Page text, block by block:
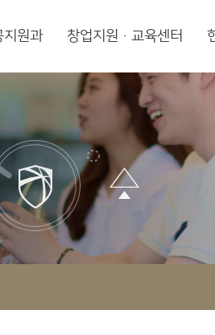
지원과 창업지원·교육센터